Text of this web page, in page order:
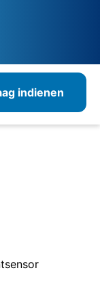
indienen